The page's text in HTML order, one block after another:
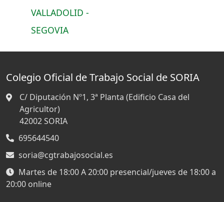
VALLADOLID -
SEGOVIA
Colegio Oficial de Trabajo Social de SORIA
C/ Diputación Nº1, 3ª Planta (Edificio Casa del
Agricultor)
42002SORIA
695644540
soria@cgtrabajosocial.es
Martes de 18:00 A 20:00 presencial/jueves de 18:00 a
20:00 online